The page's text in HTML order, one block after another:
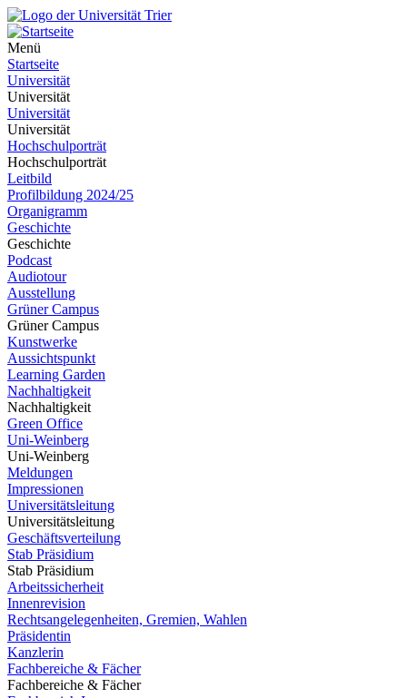
Menü
Startseite
Universität
Universität
Universität
Universität
Hochschulporträt
Hochschulporträt
Leitbild
Profilbildung 2024/25
Organigramm
Geschichte
Geschichte
Podcast
Audiotour
Ausstellung
Grüner Campus
Grüner Campus
Kunstwerke
Aussichtspunkt
Learning Garden
Nachhaltigkeit
Nachhaltigkeit
Green Office
Uni-Weinberg
Uni-Weinberg
Meldungen
Impressionen
Universitätsleitung
Universitätsleitung
Geschäftsverteilung
Stab Präsidium
Stab Präsidium
Arbeitssicherheit
Innenrevision
Rechtsangelegenheiten, Gremien, Wahlen
Präsidentin
Kanzlerin
Fachbereiche & Fächer
Fachbereiche & Fächer